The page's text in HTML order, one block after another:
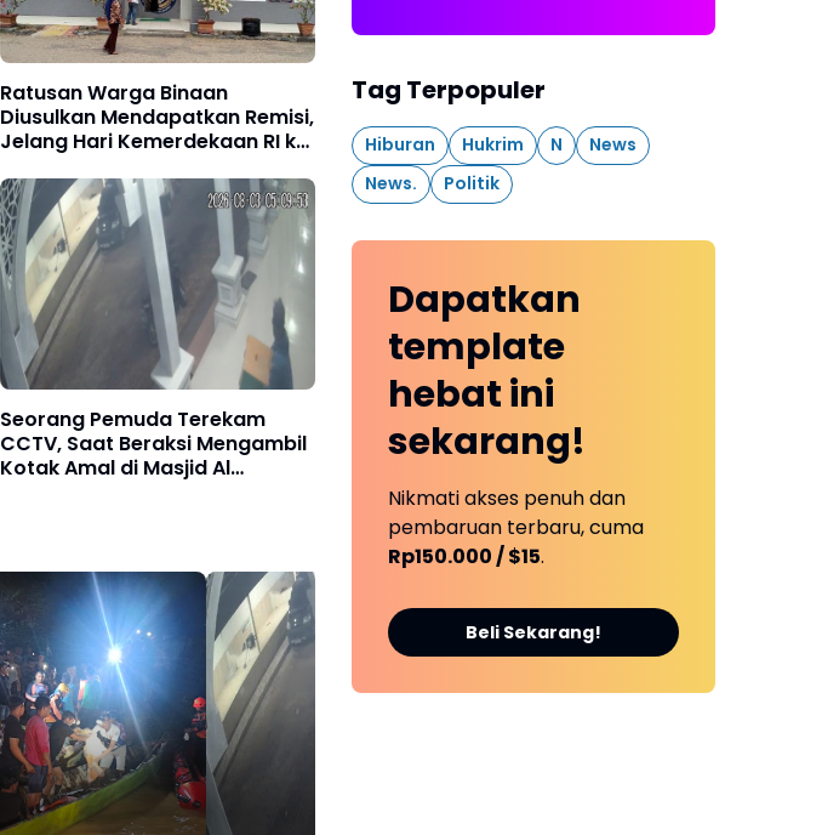
Ratusan Warga Binaan
Diusulkan Mendapatkan Remisi,
Jelang Hari Kemerdekaan RI ke
Seorang Pemuda Terekam
CCTV, Saat Beraksi Mengambil
Kotak Amal di Masjid Al
Oknum PNS Dishub Tebo
Tag Terpopuler
Hiburan Hukrim N
News
News.
Politik
Dapatkan
template
hebat ini
sekarang!
Nikmati akses penuh dan
pembaruan terbaru, cuma
Rp150.000 / $15.
Beli Sekarang!